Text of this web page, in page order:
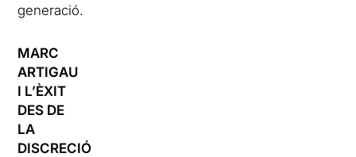
generació.
MARC
ARTIGAU
I L’ÈXIT
DES DE
LA
DISCRECIÓ